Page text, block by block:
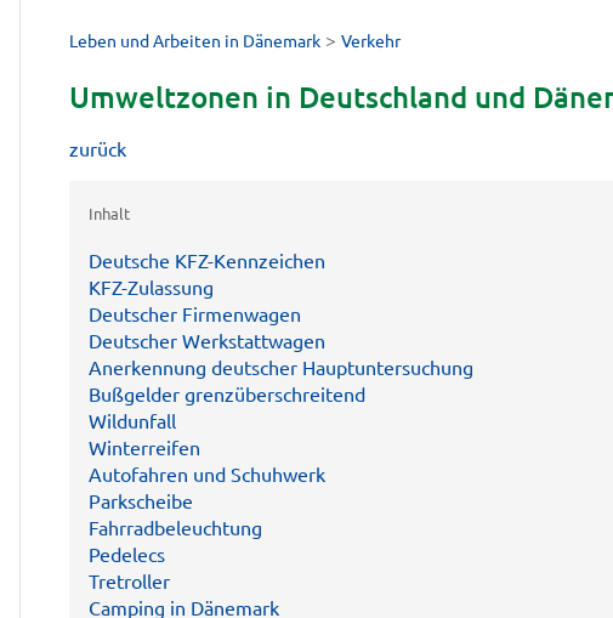
Leben und Arbeiten in Dänemark > Verkehr
Umweltzonen in Deutschland und
zurück
Inhalt
Deutsche KFZ-Kennzeichen
KFZ-Zulassung
Deutscher Firmenwagen
Deutscher Werkstattwagen
Anerkennung deutscher Hauptuntersuchung
Bußgelder grenzüberschreitend
Wildunfall
Winterreifen
Autofahren und Schuhwerk
Parkscheibe
Fahrradbeleuchtung
Pedelecs
Tretroller
Camping in Dänemark